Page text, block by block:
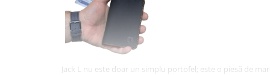
Jack L nu este doar un simplu portofel; este o piesă de